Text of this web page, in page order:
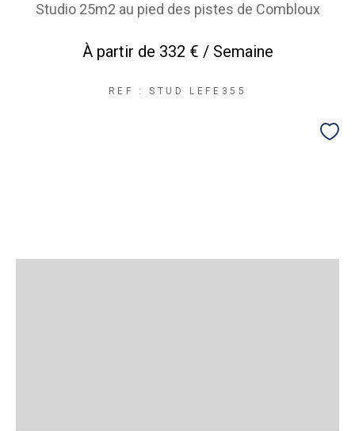
Studio 25m2 au pied des pistes de Combloux
À partir de 332 € / Semaine
REF : STUD LEFE355